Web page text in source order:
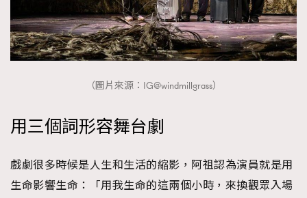
（圖片來源：IG@windmillgrass）
用三個詞形容舞台劇
戲劇很多時候是人生和生活的縮影，阿祖認為演員就是用
生命影響生命：「用我生命的這兩個小時，來換觀眾入場